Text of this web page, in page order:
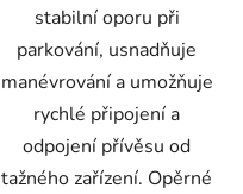
stabilní oporu při
parkování, usnadňuje
manévrování a umožňuje
rychlé připojení a
odpojení přívěsu od
tažného zařízení. Opěrné